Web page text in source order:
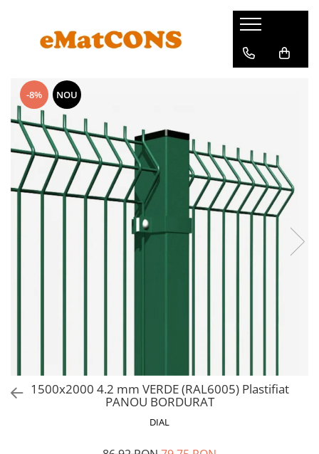
-8% NOU
1500x2000 4.2 mm VERDE (RAL6005) Plastifiat
PANOU BORDURAT
DIAL